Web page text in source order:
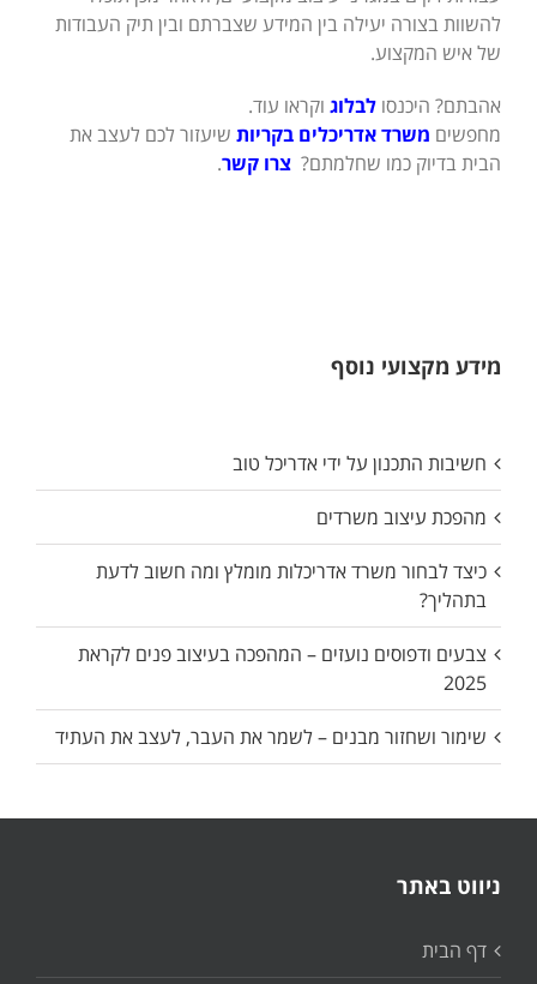
להשוות בצורה יעילה בין המידע שצברתם ובין תיק העבודות
של איש המקצוע.
אהבתם? היכנסו לבלוג וקראו עוד.
מחפשים משרד אדריכלים בקריות שיעזור לכם לעצב את
הבית בדיוק כמו שחלמתם? צרו קשר.
מידע מקצועי נוסף
חשיבות התכנון על ידי אדריכל טוב
מהפכת עיצוב משרדים
כיצד לבחור משרד אדריכלות מומלץ ומה חשוב לדעת
בתהליך?
צבעים ודפוסים נועזים – המהפכה בעיצוב פנים לקראת
2025
שימור ושחזור מבנים – לשמר את העבר, לעצב את העתיד
ניווט באתר
דף הבית